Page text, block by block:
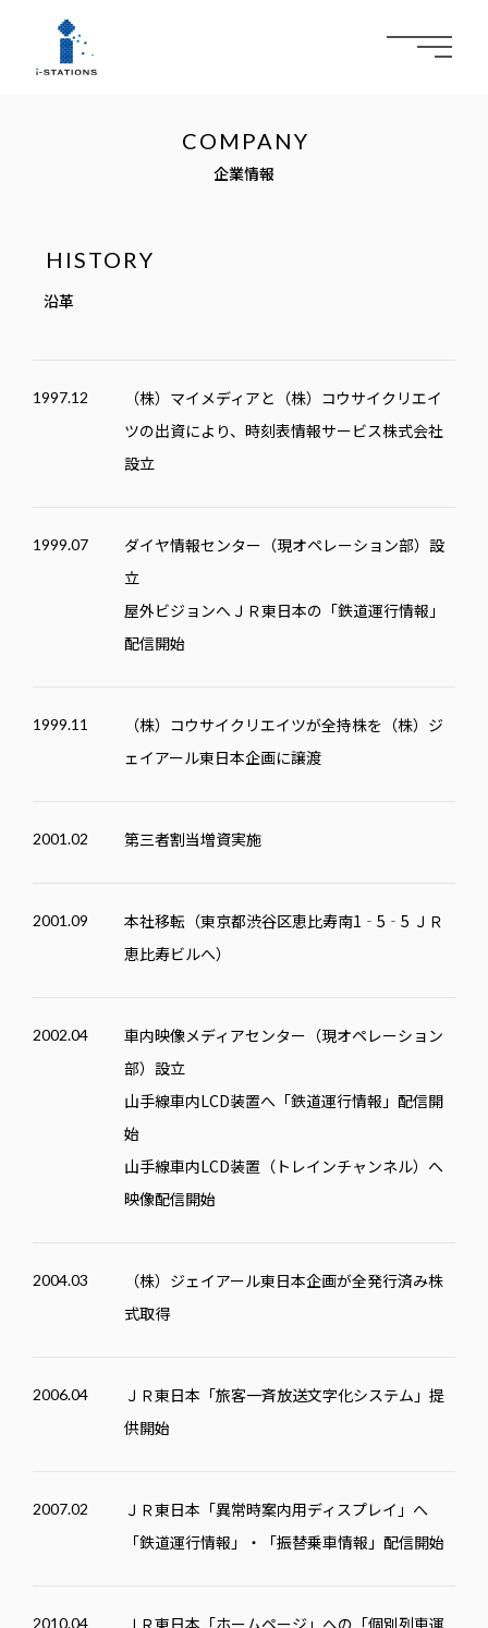
メ
企業情報
沿革
1997.12
（株）マイメディアと（株）コウサイクリエイ
ツの出資により、時刻表情報サービス株式会社
設立
1999.07
ダイヤ情報センター（現オペレーション部）設
立
屋外ビジョンへＪＲ東日本の「鉄道運行情報」
配信開始
1999.11
（株）コウサイクリエイツが全持株を（株）ジ
ェイアール東日本企画に譲渡
2001.02 第三者割当増資実施
2001.09
本社移転（東京都渋谷区恵比寿南1‐5‐5 ＪＲ
恵比寿ビルへ）
2002.04
車内映像メディアセンター（現オペレーション
部）設立
山手線車内LCD装置へ「鉄道運行情報」配信開
始
山手線車内LCD装置（トレインチャンネル）へ
映像配信開始
2004.03
（株）ジェイアール東日本企画が全発行済み株
式取得
2006.04
ＪＲ東日本「旅客一斉放送文字化システム」提
供開始
2007.02
ＪＲ東日本「異常時案内用ディスプレイ」へ
「鉄道運行情報」・「振替乗車情報」配信開始
2010.04
ＪＲ東日本「ホームページ」への「個別列車運